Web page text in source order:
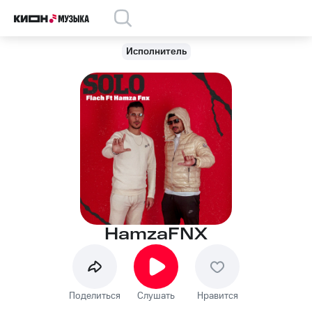
Исполнитель
HamzaFNX
Поделиться Слушать Нравится